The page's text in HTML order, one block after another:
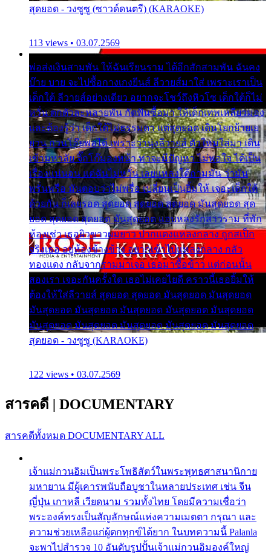
สุดยอด - วงซูซู (ซาวด์ดนตรี) (KARAOKE)
113 views • 03.07.2569
พ่อส่งเงินสามพัน ให้ฉันเรียนราม ได้อีกสักสามพัน ฉันคง
บ๊าย บาย จะไปซื้อกางเกงยีนส์ ลีวายส์มาใส่ เพราะเราเป็น
เด็กใต้ ลีวายส์อย่างเดียว อยากจะโชว์ถึงหิวโซ เด็กใต้ก็ไม่
หวั่น ตกตัวละหลายพัน กัดฟันซื้อมา ให้เด็กเทพเหลียวมอง
และต้องรู้ว่า เด็กใต้ไม่ธรรมดา แต่สุดยอด เดินโยกย้ายเย
ยวน กวนโอ๊ยพอได้ เพราะว่านุ่งลีวายส์ ตัวใหม่ใส่มา เดิน
เข้ามหาลัย จิ๊กโก๊มองหน้า ท่าจะมีปัญหา ไม่พอใจ ได้เป็น
เรื่องแน่นอน แต่ฉันไม่หวั่น เลยแหลงใต้ถามมัน ว่ามัน
พรั่นพรือ มันตอบว่าไม่พรื่อ เปลี่ยนเป็นยิ้มให้ เจอะเด็กใต้
ด้วยกัน ก็เลยรอด สุดยอด สุดยอด สุดยอด มันสุดยอด สุด
ยอด สุดยอด สุดยอด มันสุดยอด แอบหลงรักสาวราม ที่พัก
ห้องเช่า เธอผิวขาวผมยาว ปากแดงแหลงกลาง ถูกสเป็ก
จริงเธอ อยู่ห้องข้างข้าง อยากเข้าไปแหลงกลาง กลัว
ทองแดง กลับจากรามมาเจอ เธอมาซื้อข้าว แต่ก่อนนั้น
สองเรา เจอะกันครั้งใด เธอไม่เคยไยดี คราวนี้เธอยิ้มให้
ต้องให้ใส่ลีวายส์ สุดยอด สุดยอด มันสุดยอด มันสุดยอด
มันสุดยอด มันสุดยอด มันสุดยอด มันสุดยอด มันสุดยอด
มันสุดยอด มันสุดยอด มันสุดยอด มันสุดยอด มันสุดยอด
สุดยอด - วงซูซู (KARAOKE)
122 views • 03.07.2569
สารคดี | DOCUMENTARY
สารคดีทั้งหมด DOCUMENTARY ALL
เจ้าแม่กวนอิมเป็นพระโพธิสัตว์ในพระพุทธศาสนานิกาย
มหายาน มีผู้เคารพนับถือบูชาในหลายประเทศ เช่น จีน
ญี่ปุ่น เกาหลี เวียดนาม รวมทั้งไทย โดยมีความเชื่อว่า
พระองค์ทรงเป็นสัญลักษณ์แห่งความเมตตา กรุณา และ
ความช่วยเหลือแก่ผู้ตกทุกข์ได้ยาก ในบทความนี้ Palanla
จะพาไปสำรวจ 10 อันดับรูปปั้นเจ้าแม่กวนอิมองค์ใหญ่